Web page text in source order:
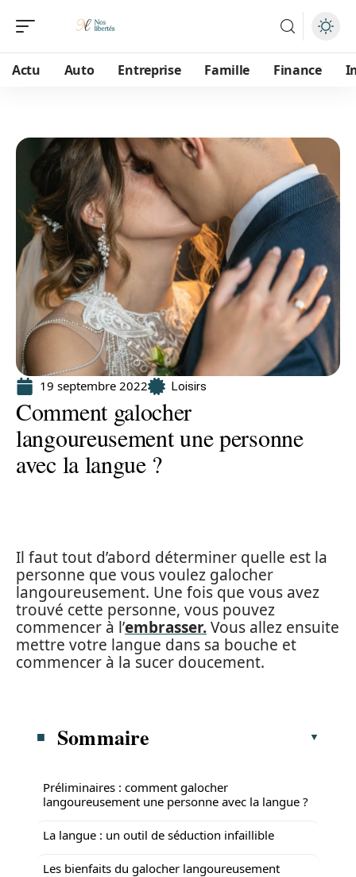
Actu Auto Entreprise Famille Finance
19 septembre 2022 Loisirs
Comment galocher
langoureusement une personne
avec la langue ?
Il faut tout d’abord déterminer quelle est la
personne que vous voulez galocher
langoureusement. Une fois que vous avez
trouvé cette personne, vous pouvez
commencer à l’embrasser.Vous allez ensuite
mettre votre langue dans sa bouche et
commencer à la sucer doucement.
Sommaire
Préliminaires : comment galocher
langoureusement une personne avec la langue ?
La langue : un outil de séduction infaillible
Les bienfaits du galocher langoureusement